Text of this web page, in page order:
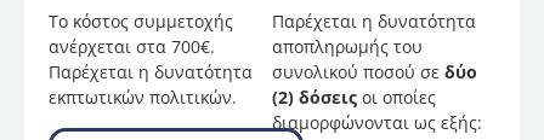
κλινικό
προσωπικό
στον
τομέα
της
Το κόστος συμμετοχής
ανέρχεται στα 700€.
Παρέχεται η δυνατότητα
εκπτωτικών πολιτικών.
Παρέχεται η δυνατότητα
αποπληρωμής του
συνολικού ποσού σε δύο
(2) δόσεις οι οποίες
διαμορφώνονται ως εξής: